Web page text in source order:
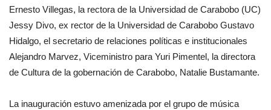
Ernesto Villegas, la rectora de la Universidad de Carabobo (UC)
Jessy Divo, ex rector de la Universidad de Carabobo Gustavo
Hidalgo, el secretario de relaciones políticas e institucionales
Alejandro Marvez, Viceministro para Yuri Pimentel, la directora
de Cultura de la gobernación de Carabobo, Natalie Bustamante.
La inauguración estuvo amenizada por el grupo de música